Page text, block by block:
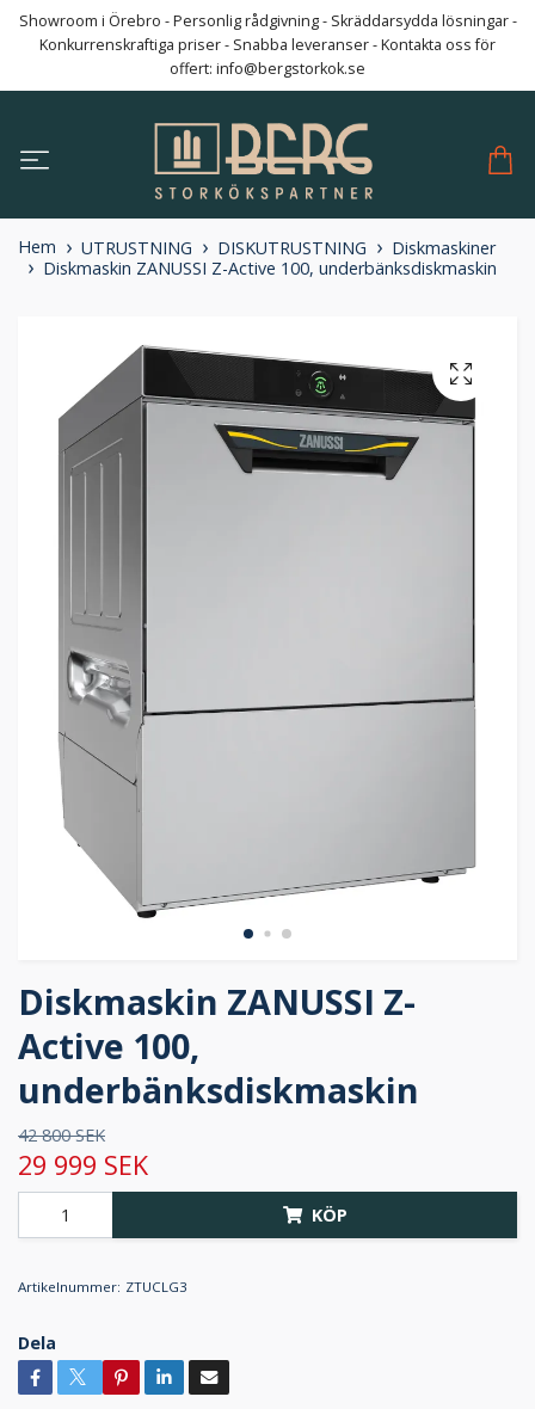
Showroom i Örebro - Personlig rådgivning - Skräddarsydda lösningar -
Konkurrenskraftiga priser - Snabba leveranser - Kontakta oss för
offert: info@bergstorkok.se
Hem UTRUSTNING DISKUTRUSTNING
Diskmaskiner
Diskmaskin ZANUSSI Z-Active 100, underbänksdiskmaskin
Diskmaskin ZANUSSI Z-
Active 100,
underbänksdiskmaskin
42 800 SEK
29 999 SEK
KÖP
Artikelnummer: ZTUCLG3
Dela